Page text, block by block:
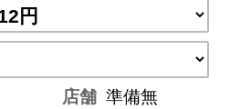
店舗 準備無